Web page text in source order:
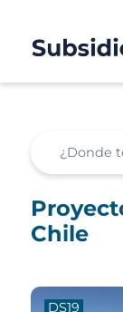
Chile
DS19